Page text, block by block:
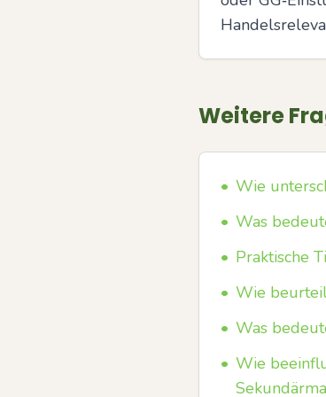
Weitere
• Wie
• Was
• Praktische
• Wie
• Was
• Wie